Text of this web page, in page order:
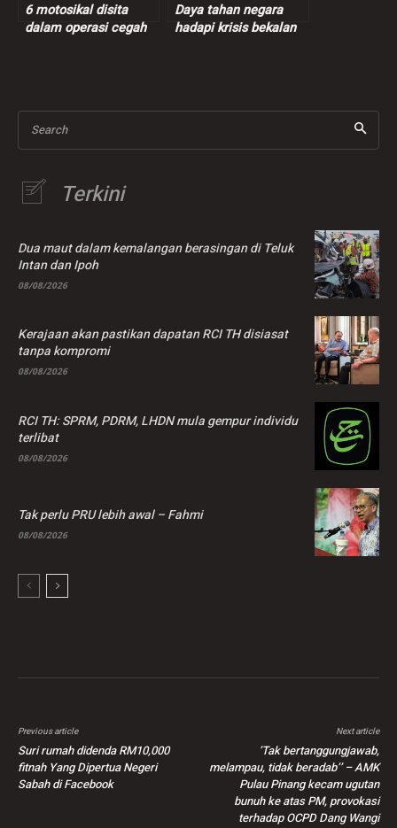
6 motosikal disita
dalam operasi cegah
Daya tahan negara
hadapi krisis bekalan
Search
Terkini
Dua maut dalam kemalangan berasingan di Teluk
Intan dan Ipoh
08/08/2026
Kerajaan akan pastikan dapatan RCI TH disiasat
tanpa kompromi
08/08/2026
RCI TH: SPRM, PDRM, LHDN mula gempur individu
terlibat
08/08/2026
Tak perlu PRU lebih awal – Fahmi
08/08/2026
Previous article
Suri rumah didenda RM10,000
fitnah Yang Dipertua Negeri
Sabah di Facebook
Next article
’Tak bertanggungjawab,
melampau, tidak beradab’’ – AMK
Pulau Pinang kecam ugutan
bunuh ke atas PM, provokasi
terhadap OCPD Dang Wangi